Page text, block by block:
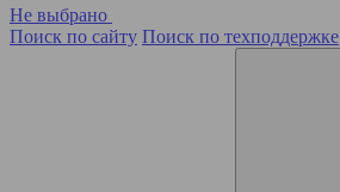
Не выбрано
Поиск по сайту Поиск по техподдержке